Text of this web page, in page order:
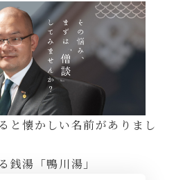
と懐かしい名前がありまし
銭湯「鴨川湯」